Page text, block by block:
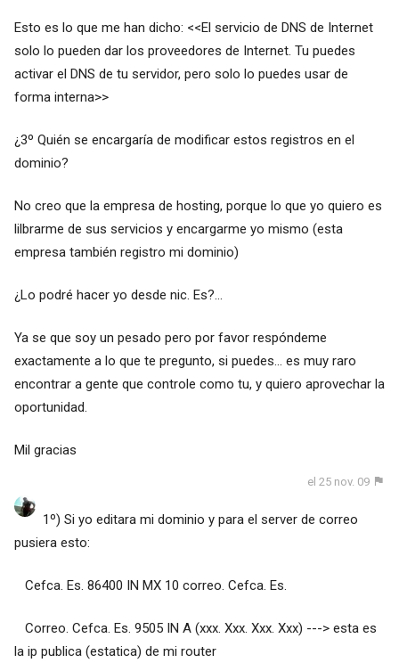
Esto es lo que me han dicho: <<El servicio de DNS de Internet
solo lo pueden dar los proveedores de Internet. Tu puedes
activar el DNS de tu servidor, pero solo lo puedes usar de
forma interna>>
¿3º Quién se encargaría de modificar estos registros en el
dominio?
No creo que la empresa de hosting, porque lo que yo quiero es
lilbrarme de sus servicios y encargarme yo mismo (esta
empresa también registro mi dominio)
¿Lo podré hacer yo desde nic. Es?...
Ya se que soy un pesado pero por favor respóndeme
exactamente a lo que te pregunto, si puedes... es muy raro
encontrar a gente que controle como tu, y quiero aprovechar la
oportunidad.
Mil gracias
el 25 nov. 09
1º) Si yo editara mi dominio y para el server de correo
pusiera esto:
Cefca. Es. 86400 IN MX 10 correo. Cefca. Es.
Correo. Cefca. Es. 9505 IN A (xxx. Xxx. Xxx. Xxx) ---> esta es
la ip publica (estatica) de mi router